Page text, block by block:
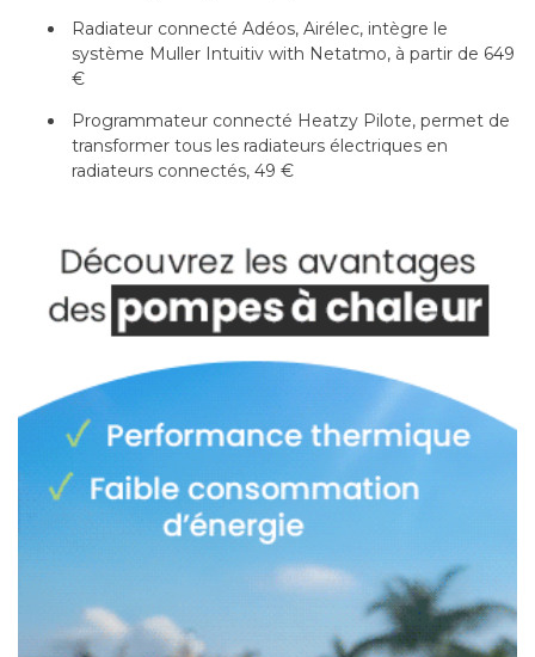
Radiateur connecté Adéos, Airélec, intègre le
système Muller Intuitiv with Netatmo, à partir de 649
€
Programmateur connecté Heatzy Pilote, permet de
transformer tous les radiateurs électriques en
radiateurs connectés, 49 €